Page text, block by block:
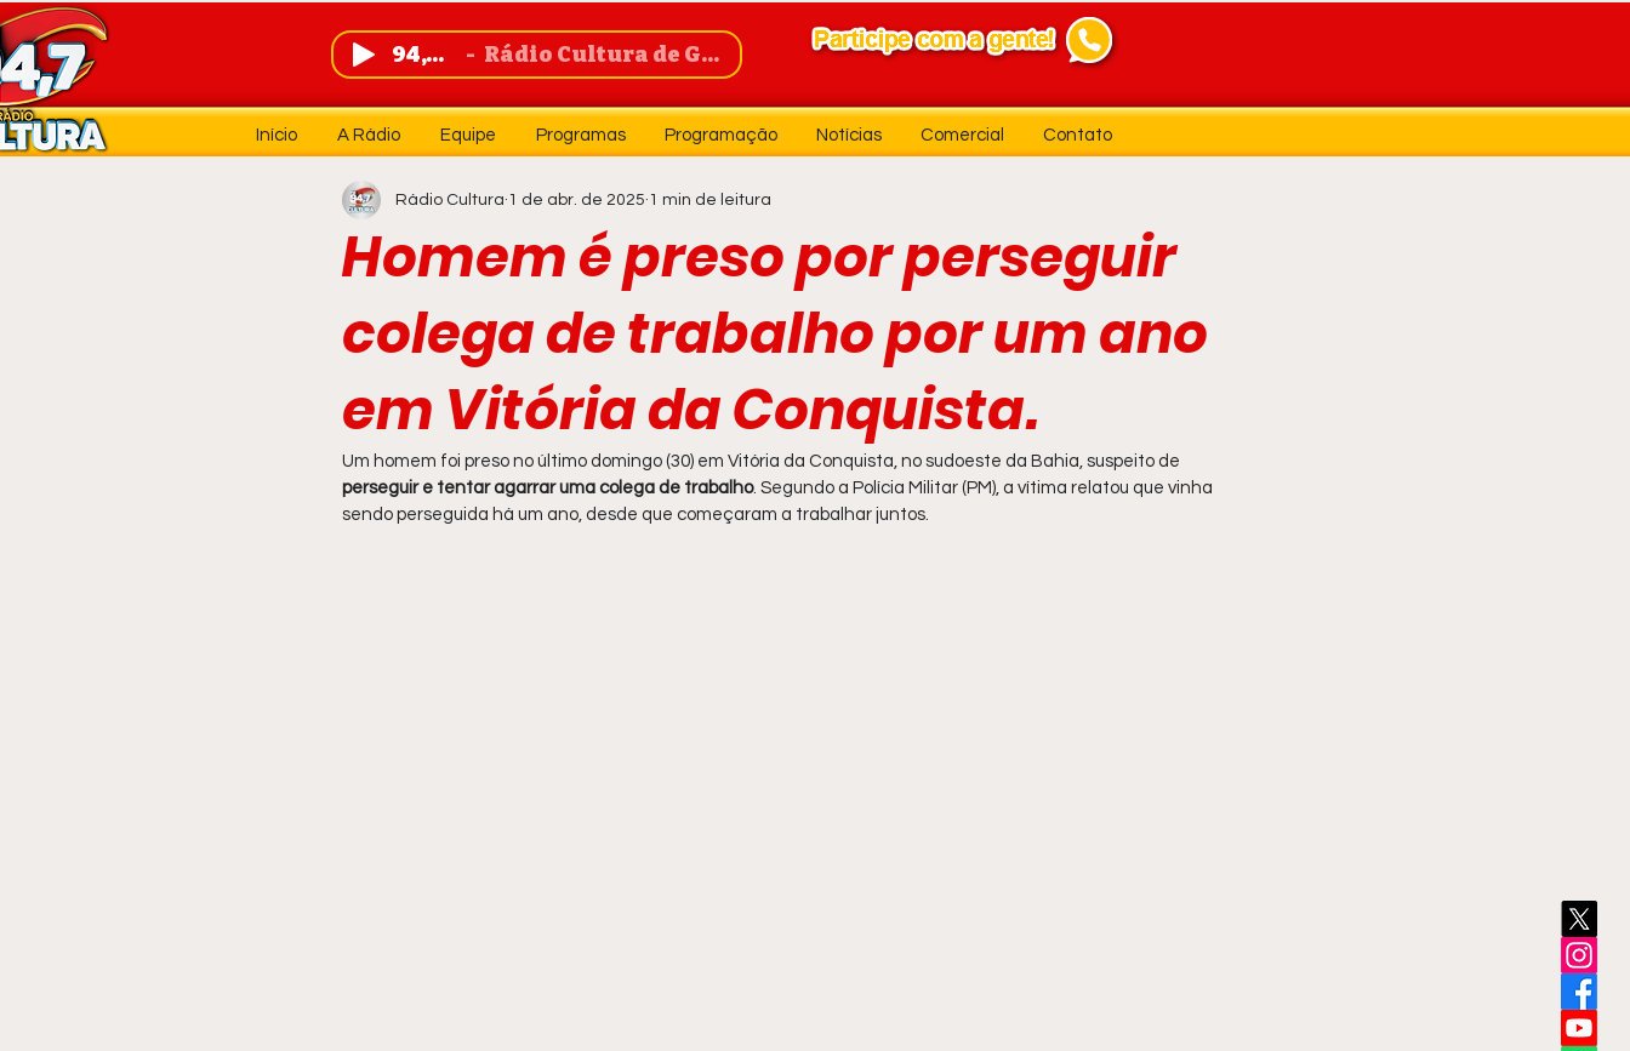
94,7 FM Rádio Cultura de Guanambi
Início A Rádio Equipe Programas Programação Notícias Comercial Contato
Homem é preso por perseguir
colega de trabalho por um ano
em Vitória da Conquista.
Rádio Cultura 1 de abr. de 2025 1 min de leitura
Um homem foi preso no último domingo (30) em Vitória da Conquista, no sudoeste da Bahia, suspeito de
perseguir e tentar agarrar uma colega de trabalho. Segundo a Polícia Militar (PM), a vítima relatou que vinha
sendo perseguida há um ano, desde que começaram a trabalhar juntos.